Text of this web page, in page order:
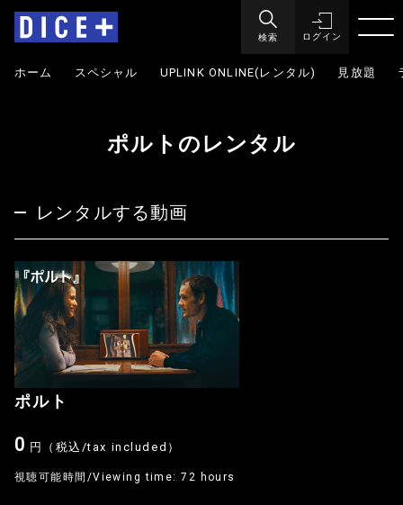
検索 ログイン
ホーム スペシャル UPLINK ONLINE(レンタル) 見放題
ポルトのレンタル
レンタルする動画
ポルト
0 円（税込/tax included）
視聴可能時間/Viewing time: 72 hours